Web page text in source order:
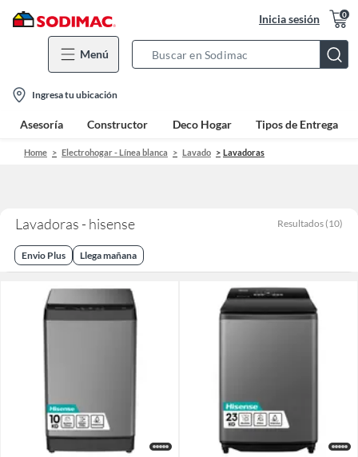
Inicia sesión 0
Menú
Bar
location-
icon
Ingresa tu ubicación
Asesoría Constructor Deco Hogar Tipos de Entrega
Home Electrohogar - Línea blanca Lavado Lavadoras
Lavadoras - hisense Resultados (10)
Envio Plus Llega mañana